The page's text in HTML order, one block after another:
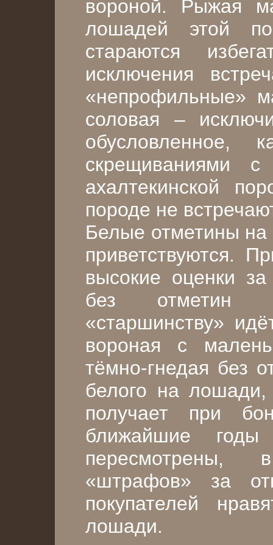
вороной. Рыжая
лошадей этой
стараются
исключения
«непрофильные»
соловая –
обусловленное,
скрещиваниями
ахалтекинской
породе не
Белые отметины на
приветствуются.
высокие оценки
без отметин
«старшинству»
вороная с
тёмно-гнедая без
белого на
получает при
ближайшие
пересмотрены,
«штрафов» за
покупателей
лошади.